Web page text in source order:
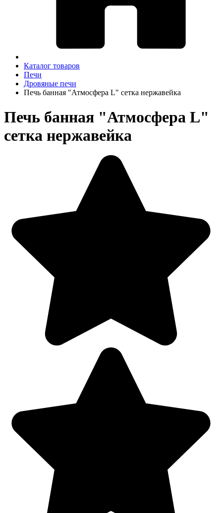
Каталог товаров
Печи
Дровяные печи
Печь банная "Атмосфера L" сетка нержавейка
Печь банная "Атмосфера L"
сетка нержавейка